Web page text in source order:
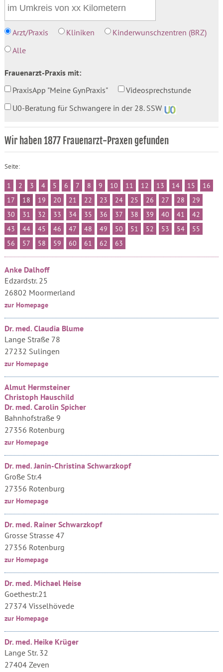
Arzt/Praxis Kliniken
Kinderwunschzentren (BRZ)
Alle
Frauenarzt-Praxis mit:
PraxisApp "Meine GynPraxis"
Videosprechstunde
U0-Beratung für Schwangere in der 28. SSW
Wir haben 1877 Frauenarzt-Praxen gefunden
Seite:
1 2 3 4 5 6 7 8 9 10 11 12 13 14 15
16
17
18 19 20 21 22 23 24 25 26 27 28
29
30
31 32 33 34 35 36 37 38 39 40 41
42
43
44 45 46 47 48 49 50 51 52 53 54
55
56
57 58 59 60 61 62 63
Anke Dalhoff
Edzardstr. 25
26802 Moormerland
zur Homepage
Dr. med. Claudia Blume
Lange Straße 78
27232 Sulingen
zur Homepage
Almut Hermsteiner
Christoph Hauschild
Dr. med. Carolin Spicher
Bahnhofstraße 9
27356 Rotenburg
zur Homepage
Dr. med. Janin-Christina Schwarzkopf
Große Str.4
27356 Rotenburg
zur Homepage
Dr. med. Rainer Schwarzkopf
Grosse Strasse 47
27356 Rotenburg
zur Homepage
Dr. med. Michael Heise
Goethestr.21
27374 Visselhövede
zur Homepage
Dr. med. Heike Krüger
Lange Str. 32
27404 Zeven